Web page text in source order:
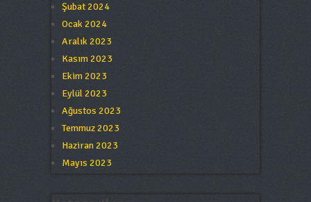
Şubat 2024
Ocak 2024
Aralık 2023
Kasım 2023
Ekim 2023
Eylül 2023
Ağustos 2023
Temmuz 2023
Haziran 2023
Mayıs 2023